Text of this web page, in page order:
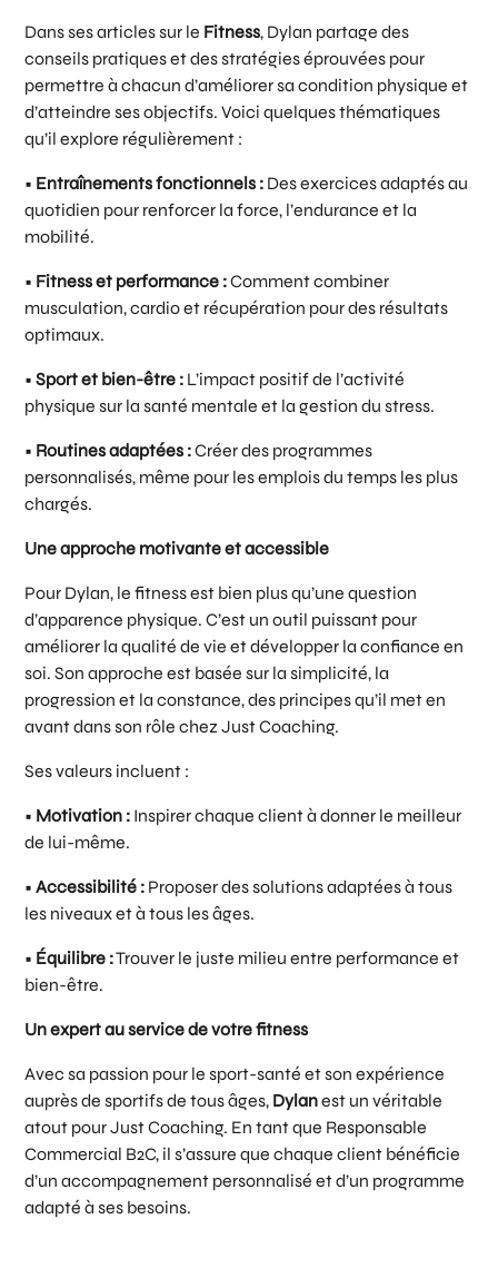
Dans ses articles sur le Fitness, Dylan partage des
conseils pratiques et des stratégies éprouvées pour
permettre à chacun d’améliorer sa condition physique et
d’atteindre ses objectifs. Voici quelques thématiques
qu’il explore régulièrement :
• Entraînements fonctionnels : Des exercices adaptés au
quotidien pour renforcer la force, l’endurance et la
mobilité.
• Fitness et performance :Comment combiner
musculation, cardio et récupération pour des résultats
optimaux.
•Sport et bien-être : L’impact positif de l’activité
physique sur la santé mentale et la gestion du stress.
• Routines adaptées :Créer des programmes
personnalisés, même pour les emplois du temps les plus
chargés.
Une approche motivante et accessible
Pour Dylan, le fitness est bien plus qu’une question
d’apparence physique. C’est un outil puissant pour
améliorer la qualité de vie et développer la confiance en
soi. Son approche est basée sur la simplicité, la
progression et la constance, des principes qu’il met en
avant dans son rôle chez Just Coaching.
Ses valeurs incluent :
• Motivation : Inspirer chaque client à donner le meilleur
de lui-même.
•Accessibilité : Proposer des solutions adaptées à tous
les niveaux et à tous les âges.
• Équilibre :Trouver le juste milieu entre performance et
bien-être.
Un expert au service de votre fitness
Avec sa passion pour le sport-santé et son expérience
auprès de sportifs de tous âges, Dylanest un véritable
atout pour Just Coaching. En tant que Responsable
Commercial B2C, il s’assure que chaque client bénéficie
d’un accompagnement personnalisé et d’un programme
adapté à ses besoins.